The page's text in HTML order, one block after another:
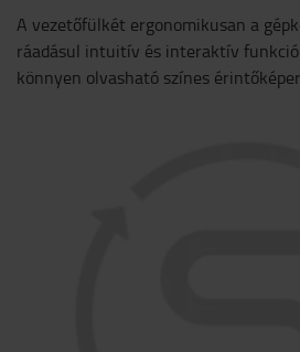
A vezetőfülkét ergonomikusan a
ráadásul intuitív és interaktív
könnyen olvasható színes